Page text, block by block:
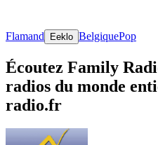
Flamand Eeklo BelgiquePop
Écoutez Family
radios du monde
radio.fr